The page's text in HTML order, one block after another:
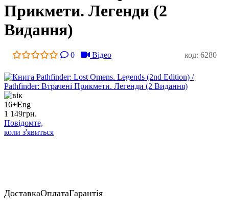
Прикмети. Легенди (2
Видання)
0 Відео код: 6280
16+Eng
1 149грн.
Повідомте,
коли з'явиться
ДоставкаОплатаГарантія